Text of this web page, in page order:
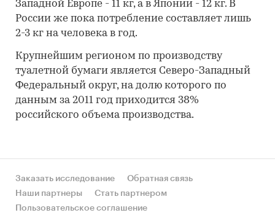
Западной Европе - 11 кг, а в Японии - 12 кг. В
России же пока потребление составляет лишь
2-3 кг на человека в год.
Крупнейшим регионом по производству
туалетной бумаги является Северо-Западный
Федеральный округ, на долю которого по
данным за 2011 год приходится 38%
российского объема производства.
Заказать исследование
Обратная связь
Наши партнеры
Стать партнером
Пользовательское соглашение